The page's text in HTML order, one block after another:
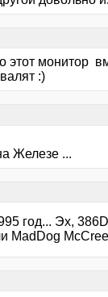
этот монитор
:)
Железе ...
год... Эх,
MadDog